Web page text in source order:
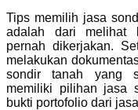
Tips memilih jasa
adalah dari melihat
pernah dikerjakan.
melakukan
sondir tanah yang
memiliki pilihan jasa
bukti portofolio dari